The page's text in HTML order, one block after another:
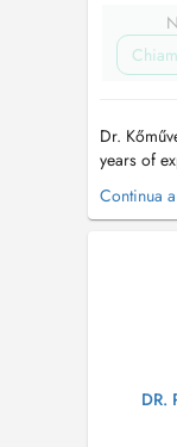
Dr.
years of
not only
delivering
offers
long-
Continua
DR.